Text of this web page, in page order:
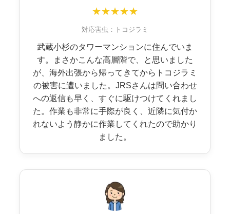
★★★★★
対応害虫：トコジラミ
武蔵小杉のタワーマンションに住んでいま
す。まさかこんな高層階で、と思いました
が、海外出張から帰ってきてからトコジラミ
の被害に遭いました。JRSさんは問い合わせ
への返信も早く、すぐに駆けつけてくれまし
た。作業も非常に手際が良く、近隣に気付か
れないよう静かに作業してくれたので助かり
ました。